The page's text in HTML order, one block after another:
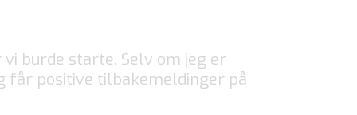
burde starte. Selv om jeg er
får positive tilbakemeldinger på